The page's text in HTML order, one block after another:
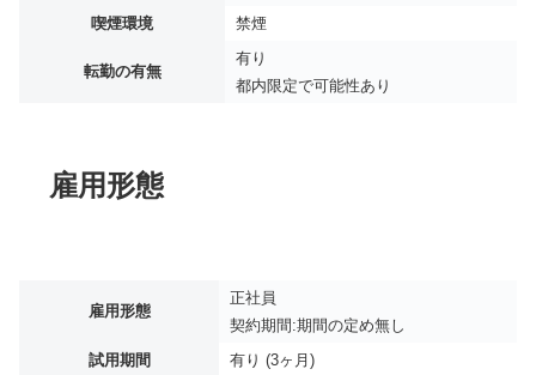
喫煙環境
禁煙
転勤の有無
有り
都内限定で可能性あり
雇用形態
雇用形態
正社員
契約期間:期間の定め無し
試用期間
有り (3ヶ月)